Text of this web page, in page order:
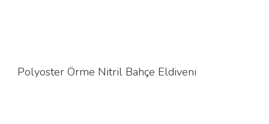
Polyoster Örme Nitril Bahçe Eldiveni